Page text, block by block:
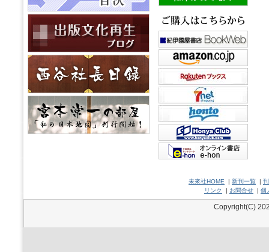
未來社HOME | 新刊一覧 |
リンク
| お問合せ | 個
Copyright(C)